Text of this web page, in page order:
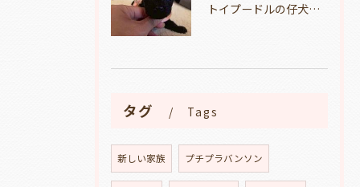
トイプードルの仔犬のお目目があいたよ👀🐶岐阜県養老町のブリーダーワンダフルパピーです。
タグ Tags
新しい家族 プチプラバンソン